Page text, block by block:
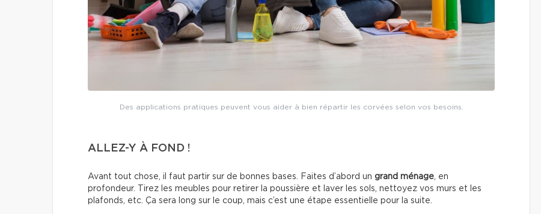
Des applications pratiques peuvent vous aider à bien répartir les corvées selon vos besoins.
ALLEZ-Y À FOND !
Avant tout chose, il faut partir sur de bonnes bases. Faites d’abord un grand ménage, en
profondeur. Tirez les meubles pour retirer la poussière et laver les sols, nettoyez vos murs et les
plafonds, etc. Ça sera long sur le coup, mais c’est une étape essentielle pour la suite.